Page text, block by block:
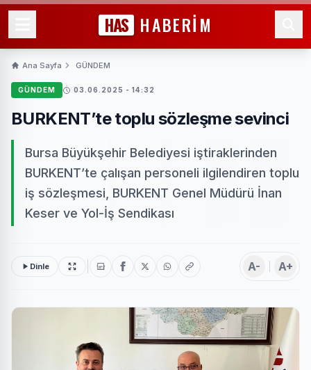
HAS HABERİM
Ana Sayfa GÜNDEM
GÜNDEM 03.06.2025 - 14:32
BURKENT’te toplu sözleşme sevinci
Bursa Büyükşehir Belediyesi iştiraklerinden
BURKENT’te çalışan personeli ilgilendiren toplu
iş sözleşmesi, BURKENT Genel Müdürü İnan
Keser ve Yol-İş Sendikası
Dinle A- A+